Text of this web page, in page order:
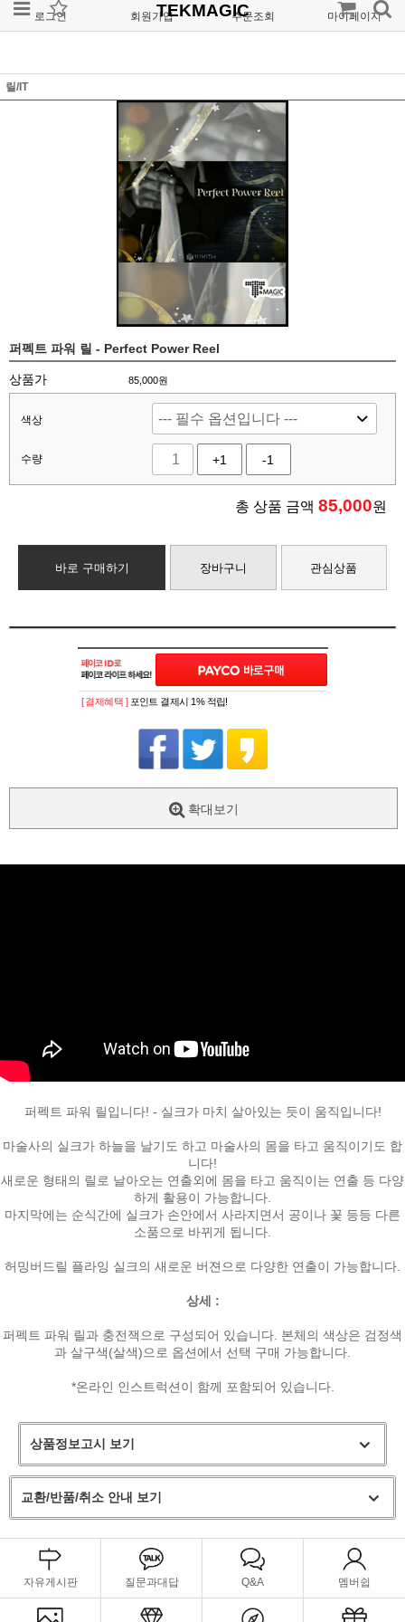
로그인 회원가입 주문조회 마이페이지
TEKMAGIC
릴/IT
퍼펙트 파워 릴 - Perfect Power Reel
상품가 85,000원
색상
수량 +1 -1
총 상품 금액 85,000원
바로 구매하기 장바구니 관심상품
페이코 ID로
PAYCO 바로
[ 결제혜택 ] 포인트 결제시 1% 적립!
확대보기
퍼펙트 파워 릴입니다! - 실크가 마치 살아있는 듯이 움직입니다!
마술사의 실크가 하늘을 날기도 하고 마술사의 몸을 타고 움직이기도 합
니다!
새로운 형태의 릴로 날아오는 연출외에 몸을 타고 움직이는 연출 등 다양
하게 활용이 가능합니다.
마지막에는 순식간에 실크가 손안에서 사라지면서 공이나 꽃 등등 다른
소품으로 바뀌게 됩니다.
허밍버드릴 플라잉 실크의 새로운 버젼으로 다양한 연출이 가능합니다.
상세 :
퍼펙트 파워 릴과 충전잭으로 구성되어 있습니다. 본체의 색상은 검정색
과 살구색(살색)으로 옵션에서 선택 구매 가능합니다.
*온라인 인스트럭션이 함께 포함되어 있습니다.
상품정보고시 보기
교환/반품/취소 안내 보기
자유게시판 질문과대답 Q&A 멤버쉽